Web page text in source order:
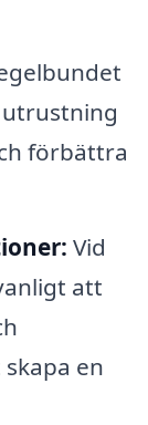
förbättra
Vid
att
en